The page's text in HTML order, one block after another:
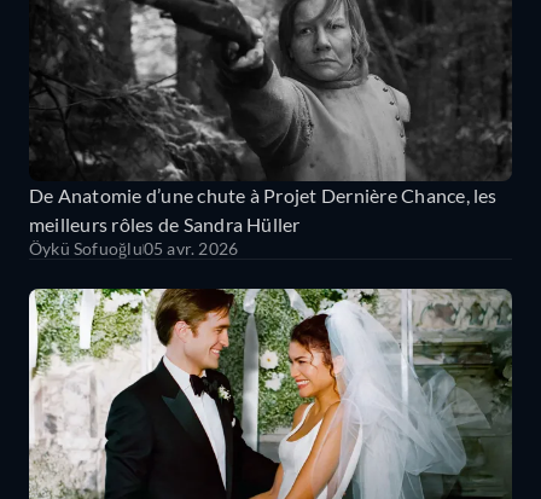
De Anatomie d’une chute à Projet Dernière Chance, les
meilleurs rôles de Sandra Hüller
Öykü Sofuoğlu05 avr. 2026